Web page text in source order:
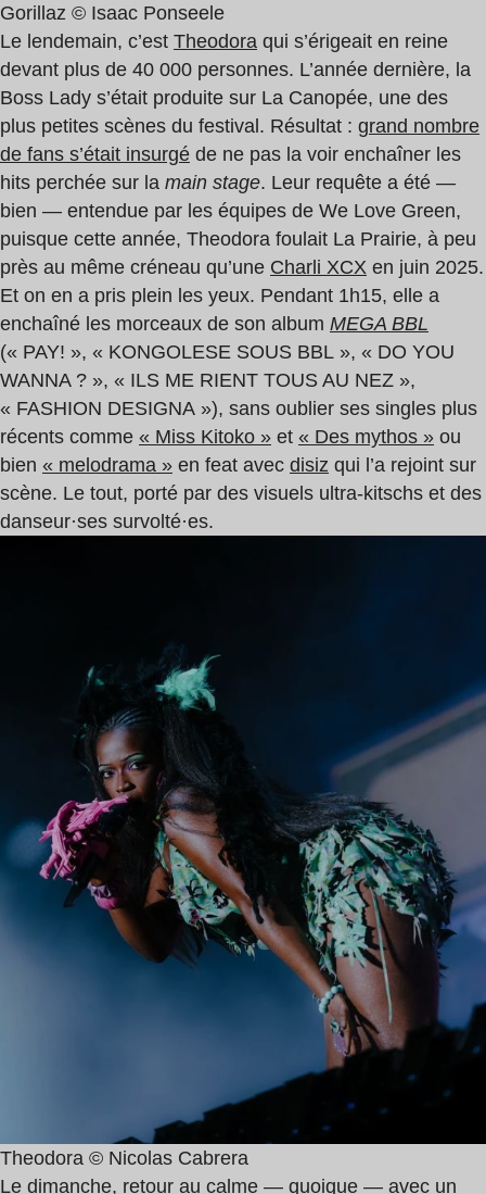
Gorillaz © Isaac Ponseele
Le lendemain, c’est Theodora qui s’érigeait en reine
devant plus de 40 000 personnes. L’année dernière, la
Boss Lady s’était produite sur La Canopée, une des
plus petites scènes du festival. Résultat : grand nombre
de fans s’était insurgé de ne pas la voir enchaîner les
hits perchée sur la main stage. Leur requête a été —
bien — entendue par les équipes de We Love Green,
puisque cette année, Theodora foulait La Prairie, à peu
près au même créneau qu’une Charli XCX en juin 2025.
Et on en a pris plein les yeux. Pendant 1h15, elle a
enchaîné les morceaux de son album MEGA BBL
(« PAY! », « KONGOLESE SOUS BBL », « DO YOU
WANNA ? », « ILS ME RIENT TOUS AU NEZ »,
« FASHION DESIGNA »), sans oublier ses singles plus
récents comme « Miss Kitoko » et « Des mythos » ou
bien « melodrama » en feat avec disiz qui l’a rejoint sur
scène. Le tout, porté par des visuels ultra-kitschs et des
danseur·ses survolté·es.
Theodora © Nicolas Cabrera
Le dimanche, retour au calme — quoique — avec un